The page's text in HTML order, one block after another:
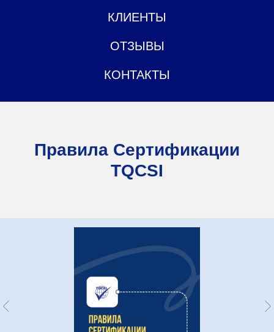
КЛИЕНТЫ
ОТЗЫВЫ
КОНТАКТЫ
Правила Сертификации
TQCSI